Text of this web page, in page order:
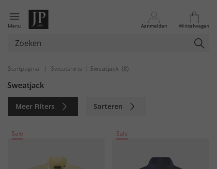
Menu Aanmelden Winkelwagen
Startpagina | Sweatshirts | Sweatjack (8)
Sweatjack
Meer Filters Sorteren
Sale Sale